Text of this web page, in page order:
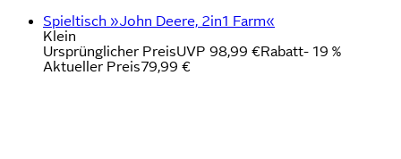
Spieltisch »John Deere, 2in1 Farm«
Klein
Ursprünglicher PreisUVP 98,99 €Rabatt- 19 %
Aktueller Preis79,99 €